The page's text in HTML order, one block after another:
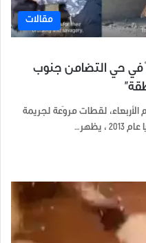
مقالات
مجزرة بحق 41 مدنياً في حي التضامن جنوب
الأربعاء، لقطات مروّعة لجريمة
يظهر…